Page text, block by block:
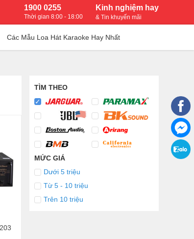
Kinh nghiệm hay
& Tin khuyến mãi
1900 0255
Thời gian 8:00 - 18:00
Các Mẫu Loa Hát Karaoke Hay Nhất
TÌM THEO
MỨC GIÁ
Dưới 5 triệu
Từ 5 - 10 triệu
Trên 10 triệu